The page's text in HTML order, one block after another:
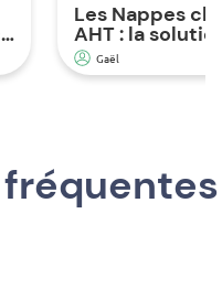
Les Nappes
AHT : la
chauffage au
une efficacité
Gaël